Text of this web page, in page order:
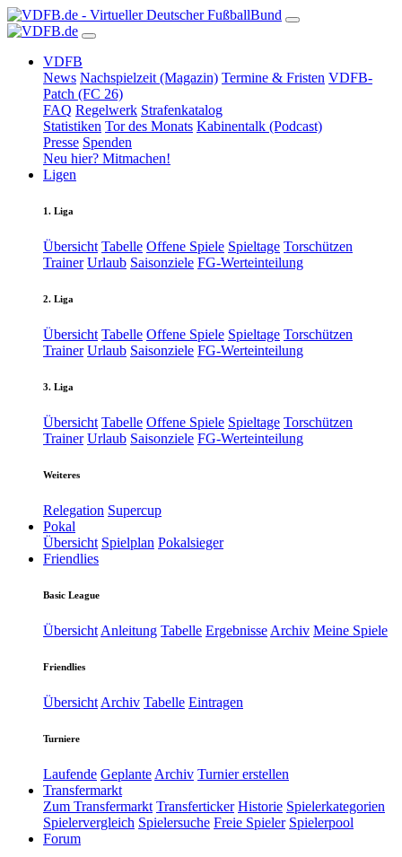
VDFB
News Nachspielzeit (Magazin) Termine & Fristen VDFB-
Patch (FC 26)
FAQ Regelwerk Strafenkatalog
Statistiken Tor des Monats Kabinentalk (Podcast)
Presse Spenden
Neu hier? Mitmachen!
Ligen
1. Liga
Übersicht Tabelle Offene Spiele Spieltage Torschützen
Trainer Urlaub Saisonziele FG-Werteinteilung
2. Liga
Übersicht Tabelle Offene Spiele Spieltage Torschützen
Trainer Urlaub Saisonziele FG-Werteinteilung
3. Liga
Übersicht Tabelle Offene Spiele Spieltage Torschützen
Trainer Urlaub Saisonziele FG-Werteinteilung
Weiteres
Relegation Supercup
Pokal
Übersicht Spielplan Pokalsieger
Friendlies
Basic League
Übersicht Anleitung Tabelle Ergebnisse Archiv Meine Spiele
Friendlies
Übersicht Archiv Tabelle Eintragen
Turniere
Laufende Geplante Archiv Turnier erstellen
Transfermarkt
Zum Transfermarkt Transferticker Historie Spielerkategorien
Spielervergleich Spielersuche Freie Spieler Spielerpool
Forum